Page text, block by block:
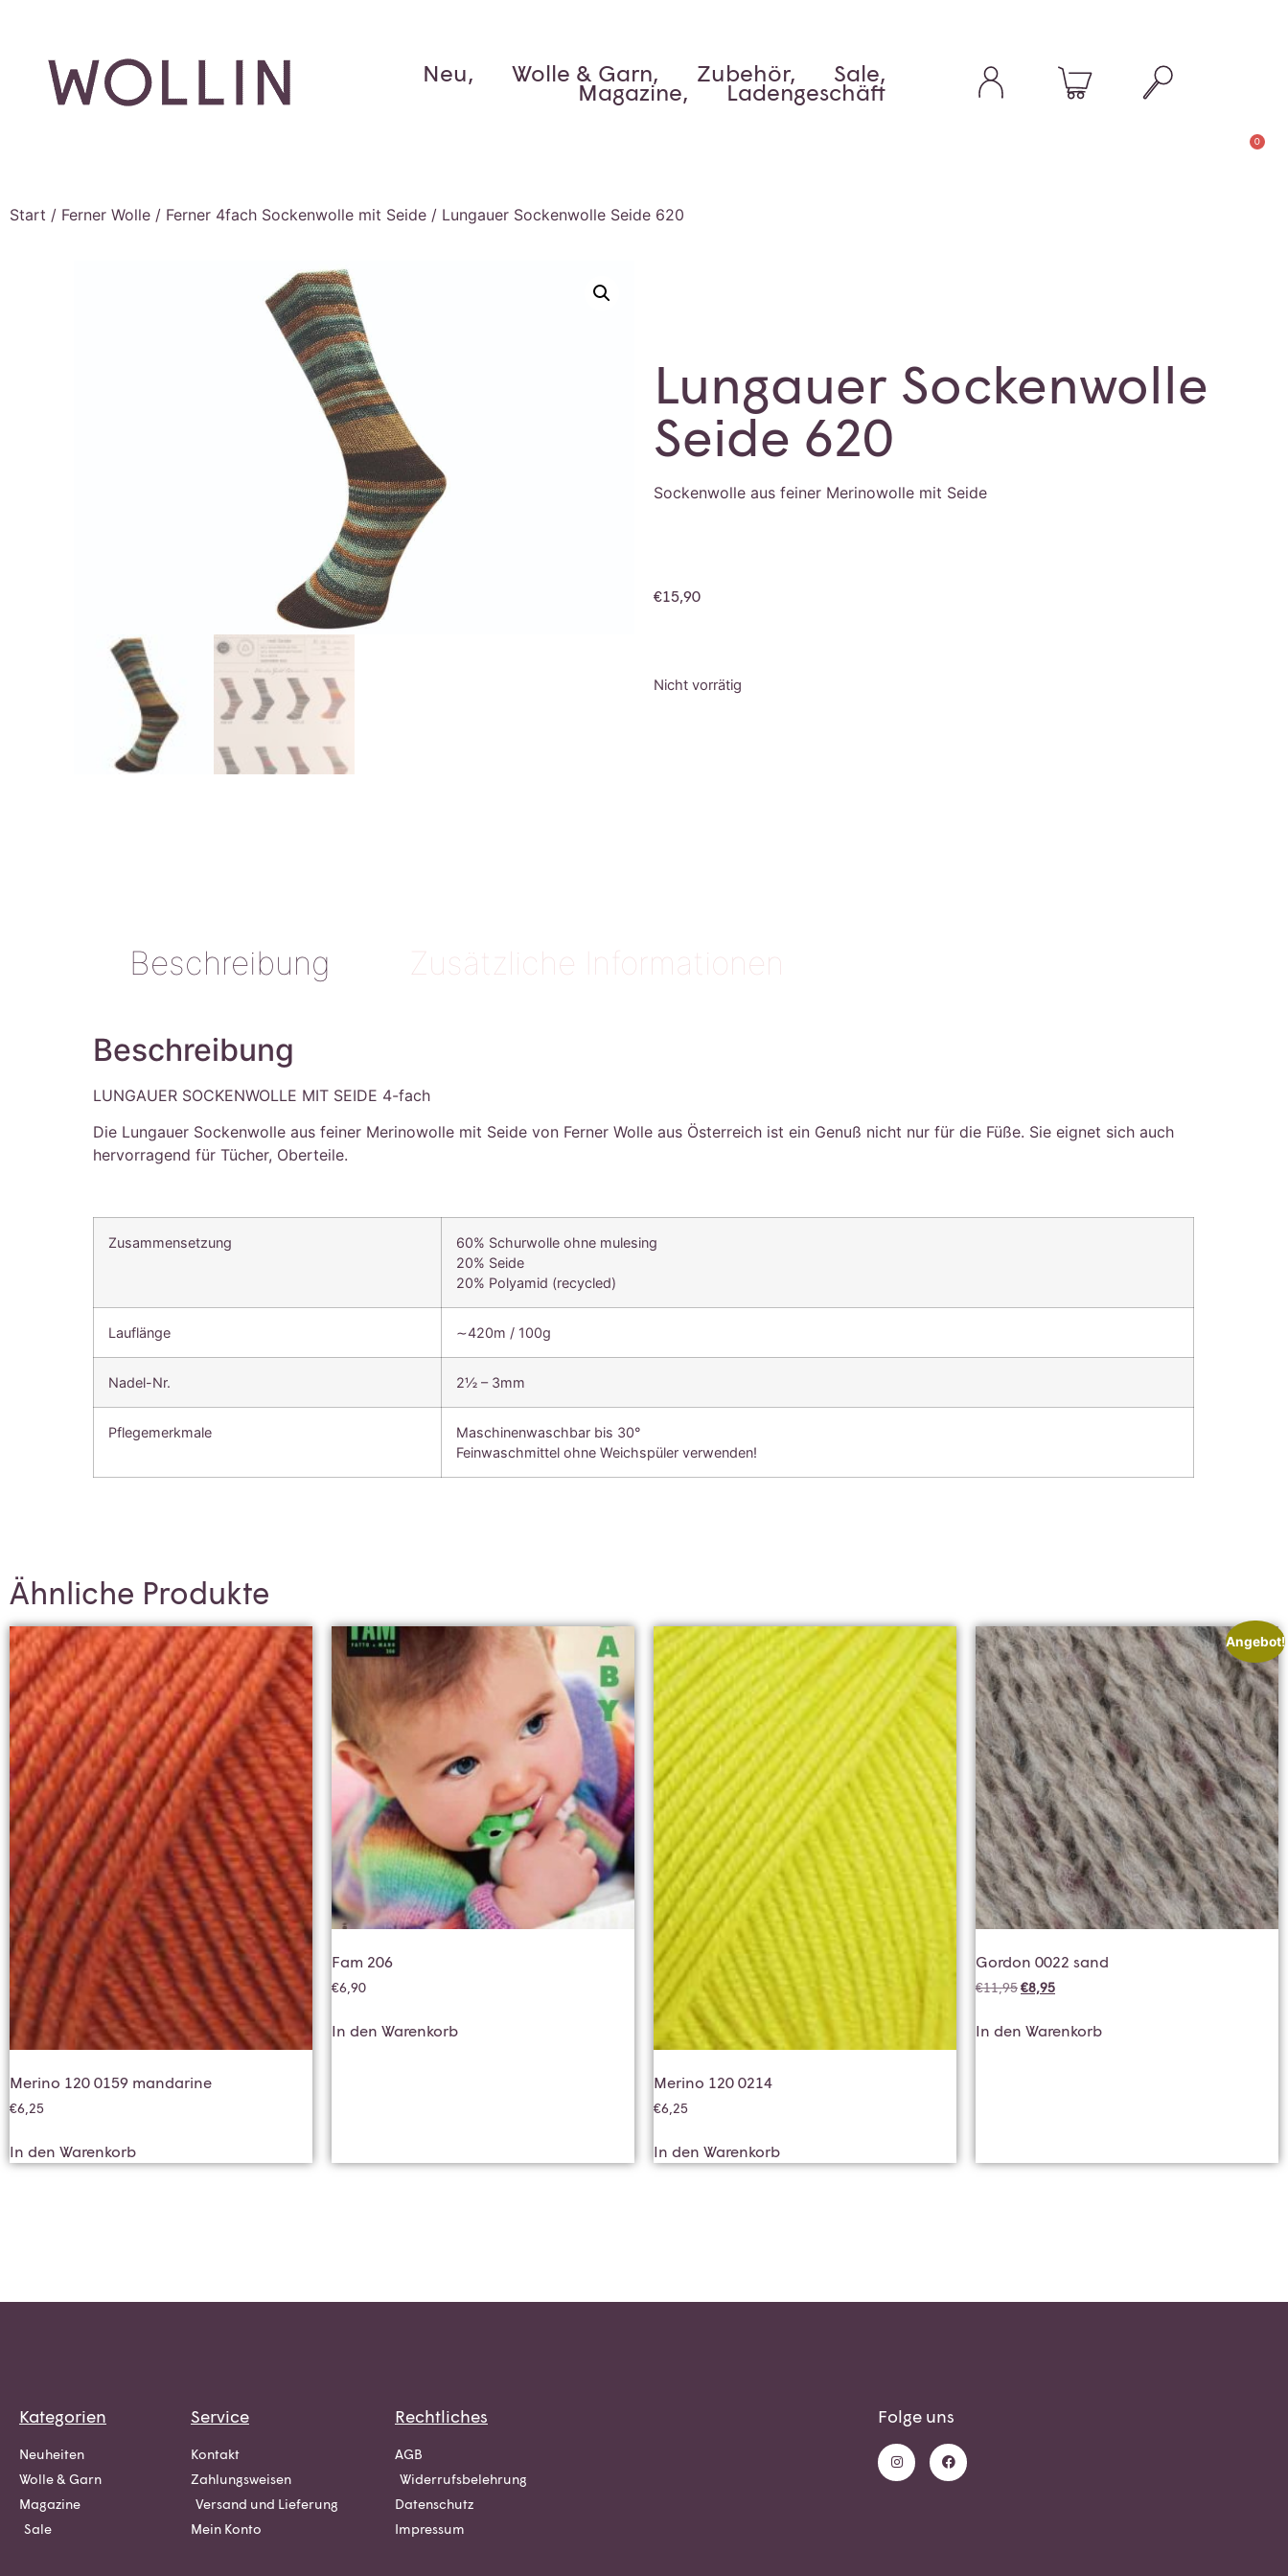
Neu, Wolle & Garn, Zubehör, Sale,
Magazine, Ladengeschäft
0
Start / Ferner Wolle / Ferner 4fach Sockenwolle mit Seide / Lungauer Sockenwolle Seide 620
Lungauer Sockenwolle
Seide 620
Sockenwolle aus feiner Merinowolle mit Seide
€15,90
Nicht vorrätig
Beschreibung Zusätzliche Informationen
Beschreibung
LUNGAUER SOCKENWOLLE MIT SEIDE 4-fach
Die Lungauer Sockenwolle aus feiner Merinowolle mit Seide von Ferner Wolle aus Österreich ist ein Genuß nicht nur für die Füße. Sie eignet sich auch
hervorragend für Tücher, Oberteile.
Zusammensetzung
60% Schurwolle ohne mulesing
20% Seide
20% Polyamid (recycled)
Lauflänge ∼420m / 100g
Nadel-Nr. 2½ – 3mm
Pflegemerkmale
Maschinenwaschbar bis 30°
Feinwaschmittel ohne Weichspüler verwenden!
Ähnliche Produkte
Merino 120 0159 mandarine
€6,25
In den Warenkorb
Fam 206
€6,90
In den Warenkorb
Merino 120 0214
€6,25
In den Warenkorb
Angebot!
Gordon 0022 sand
€11,95€8,95
In den Warenkorb
Kategorien
Neuheiten
Wolle & Garn
Magazine
Sale
Service
Kontakt
Zahlungsweisen
Versand und Lieferung
Mein Konto
Rechtliches
AGB
Widerrufsbelehrung
Datenschutz
Impressum
Folge uns